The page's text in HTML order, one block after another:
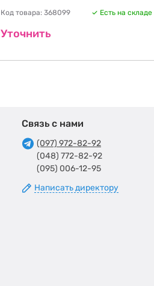
Код товара: 368099 Есть на складе
Уточнить
Связь с нами
(097) 972-82-92
(048) 772-82-92
(095) 006-12-95
Написать директору